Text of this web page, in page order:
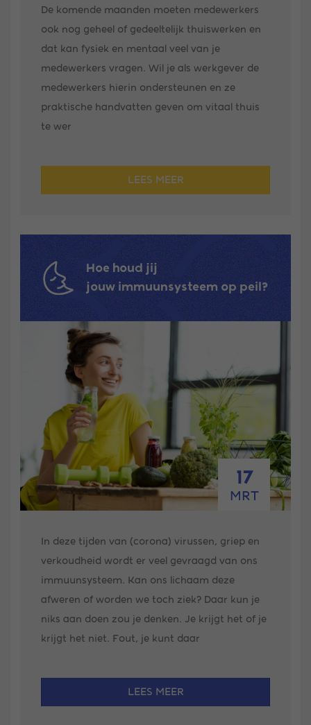
De komende maanden moeten medewerkers
ook nog geheel of gedeeltelijk thuiswerken en
dat kan fysiek en mentaal veel van je
medewerkers vragen. Wil je als werkgever de
medewerkers hierin ondersteunen en ze
praktische handvatten geven om vitaal thuis
te wer
LEES MEER
Hoe houd jij
jouw immuunsysteem op peil?
17
MRT
In deze tijden van (corona) virussen, griep en
verkoudheid wordt er veel gevraagd van ons
immuunsysteem. Kan ons lichaam deze
afweren of worden we toch ziek? Daar kun je
niks aan doen zou je denken. Je krijgt het of je
krijgt het niet. Fout, je kunt daar
LEES MEER